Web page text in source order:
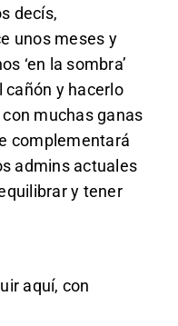
decís,
unos meses y
‘en la sombra’
cañón y hacerlo
muchas ganas
complementará
admins actuales
y tener
aquí, con